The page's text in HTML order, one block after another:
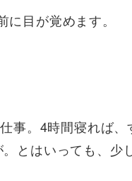
目が覚めます。
事。4時間寝れば
とはいっても、少